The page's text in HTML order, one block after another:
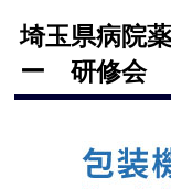
埼玉県病院
ー 研修会